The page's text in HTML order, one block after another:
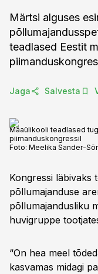
Märtsi alguses
teadlased Eestit
Jaga Salvesta
Maaülikooli teadlased
piimanduskongressil
Foto: Meelika Sander-
Kongressi läbivaks
põllumajanduse
põllumajandusliku
huvigruppe
“On hea meel
kasvamas midagi